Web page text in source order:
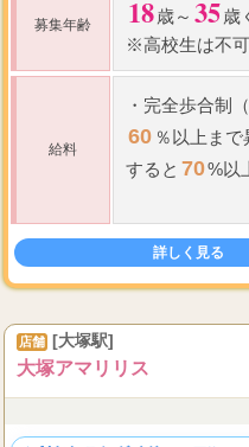
募集年齢 18歳～ 35歳
※高校生は不可
給料
・ 完全歩合制
60 ％以上ま
すると 70%以
60分7,000
90 分 9,000
...
詳しく見る
店舗 [大塚駅]
大塚アマリリス